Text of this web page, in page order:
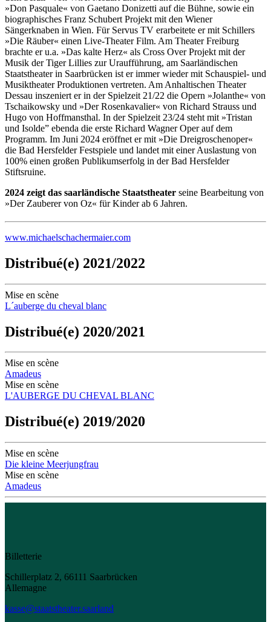
»Don Pasquale« von Gaetano Donizetti auf die Bühne, sowie ein
biographisches Franz Schubert Projekt mit den Wiener
Sängerknaben in Wien. Für Servus TV erarbeitete er mit Schillers
»Die Räuber« einen Live-Theater Film. Am Theater Freiburg
brachte er u.a. »Das kalte Herz« als Cross Over Projekt mit der
Musik der Tiger Lillies zur Uraufführung, am Saarländischen
Staatstheater in Saarbrücken ist er immer wieder mit Schauspiel- und
Musiktheater Produktionen vertreten. Am Anhaltischen Theater
Dessau inszeniert er in der Spielzeit 21/22 die Opern »Jolanthe« von
Tschaikowsky und »Der Rosenkavalier« von Richard Strauss und
Hugo von Hoffmansthal. In der Spielzeit 23/24 steht mit »Tristan
und Isolde” ebenda die erste Richard Wagner Oper auf dem
Programm. Im Juni 2024 eröffnet er mit »Die Dreigroschenoper«
die Bad Hersfelder Festspiele und landet mit einer Auslastung von
100% einen großen Publikumserfolg in der Bad Hersfelder
Stiftsruine.
2024 zeigt das saarländische Staatstheater seine Bearbeitung von
»Der Zauberer von Oz« für Kinder ab 6 Jahren.
www.michaelschachermaier.com
Distribué(e) 2021/2022
Mise en scène
L´auberge du cheval blanc
Distribué(e) 2020/2021
Mise en scène
Amadeus
Mise en scène
L'AUBERGE DU CHEVAL BLANC
Distribué(e) 2019/2020
Mise en scène
Die kleine Meerjungfrau
Mise en scène
Amadeus
Billetterie
Schillerplatz 2, 66111 Saarbrücken
Allemagne
kasse@staatstheater.saarland